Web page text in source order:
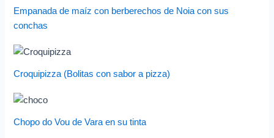
Empanada de maíz con berberechos de Noia con sus
conchas
Croquipizza (Bolitas con sabor a pizza)
Chopo do Vou de Vara en su tinta